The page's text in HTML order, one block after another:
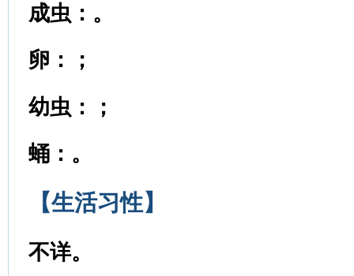
成虫：。
卵：；
幼虫：；
蛹： 。
【生活习性】
不详。